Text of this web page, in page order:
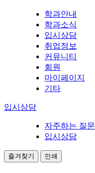
학과안내
학과소식
입시상담
취업정보
커뮤니티
회원
마이페이지
기타
입시상담
자주하는 질문
입시상담
즐겨찾기 인쇄